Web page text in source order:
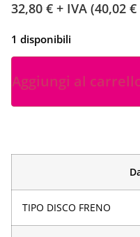
32,80 € + IVA (40,02 €
1 disponibili
Aggiungi al
TIPO DISCO FRENO